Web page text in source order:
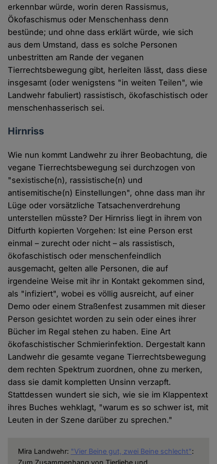
erkennbar würde, worin deren Rassismus,
Ökofaschismus oder Menschenhass denn
bestünde; und ohne dass erklärt würde, wie sich
aus dem Umstand, dass es solche Personen
unbestritten am Rande der veganen
Tierrechtsbewegung gibt, herleiten lässt, dass diese
insgesamt (oder wenigstens "in weiten Teilen", wie
Landwehr fabuliert) rassistisch, ökofaschistisch oder
menschenhasserisch sei.
Hirnriss
Wie nun kommt Landwehr zu ihrer Beobachtung, die
vegane Tierrechtsbewegung sei durchzogen von
"sexistische(n), rassistische(n) und
antisemitische(n) Einstellungen", ohne dass man ihr
Lüge oder vorsätzliche Tatsachenverdrehung
unterstellen müsste? Der Hirnriss liegt in ihrem von
Ditfurth kopierten Vorgehen: Ist eine Person erst
einmal – zurecht oder nicht – als rassistisch,
ökofaschistisch oder menschenfeindlich
ausgemacht, gelten alle Personen, die auf
irgendeine Weise mit ihr in Kontakt gekommen sind,
als "infiziert", wobei es völlig ausreicht, auf einer
Demo oder einem Straßenfest zusammen mit dieser
Person gesichtet worden zu sein oder eines ihrer
Bücher im Regal stehen zu haben. Eine Art
ökofaschistischer Schmierinfektion. Dergestalt kann
Landwehr die gesamte vegane Tierrechtsbewegung
dem rechten Spektrum zuordnen, ohne zu merken,
dass sie damit kompletten Unsinn verzapft.
Stattdessen wundert sie sich, wie sie im Klappentext
ihres Buches wehklagt, "warum es so schwer ist, mit
Leuten in der Szene darüber zu sprechen."
Mira Landwehr: "Vier Beine gut, zwei Beine schlecht":